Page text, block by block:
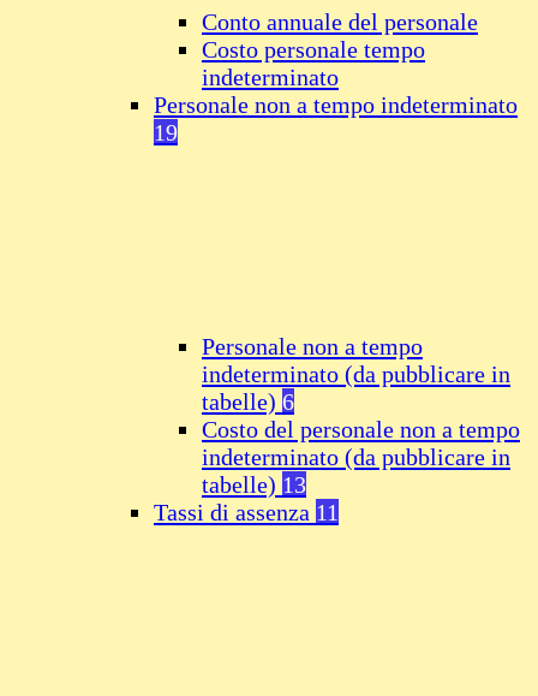
Conto annuale del personale
Costo personale tempo
indeterminato
Personale non a tempo indeterminato
19
Personale non a tempo
indeterminato (da pubblicare in
tabelle) 6
Costo del personale non a tempo
indeterminato (da pubblicare in
tabelle) 13
Tassi di assenza 11